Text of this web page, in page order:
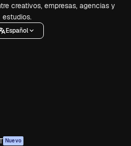
creativos, empresas, agencias y
estudios.
Español
Nuevo